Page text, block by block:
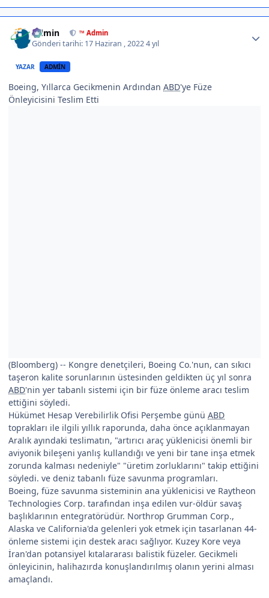
Admin ™ Admin
Gönderi tarihi: 17 Haziran , 20224 yıl
YAZAR ADMIN
Boeing, Yıllarca Gecikmenin Ardından ABD'ye Füze
Önleyicisini Teslim Etti
(Bloomberg) -- Kongre denetçileri, Boeing Co.'nun, can sıkıcı
taşeron kalite sorunlarının üstesinden geldikten üç yıl sonra
ABD'nin yer tabanlı sistemi için bir füze önleme aracı teslim
ettiğini söyledi.
Hükümet Hesap Verebilirlik Ofisi Perşembe günü ABD
toprakları ile ilgili yıllık raporunda, daha önce açıklanmayan
Aralık ayındaki teslimatın, "artırıcı araç yüklenicisi önemli bir
aviyonik bileşeni yanlış kullandığı ve yeni bir tane inşa etmek
zorunda kalması nedeniyle" "üretim zorluklarını" takip ettiğini
söyledi. ve deniz tabanlı füze savunma programları.
Boeing, füze savunma sisteminin ana yüklenicisi ve Raytheon
Technologies Corp. tarafından inşa edilen vur-öldür savaş
başlıklarının entegratörüdür. Northrop Grumman Corp.,
Alaska ve California'da gelenleri yok etmek için tasarlanan 44-
önleme sistemi için destek aracı sağlıyor. Kuzey Kore veya
İran'dan potansiyel kıtalararası balistik füzeler. Gecikmeli
önleyicinin, halihazırda konuşlandırılmış olanın yerini alması
amaçlandı.